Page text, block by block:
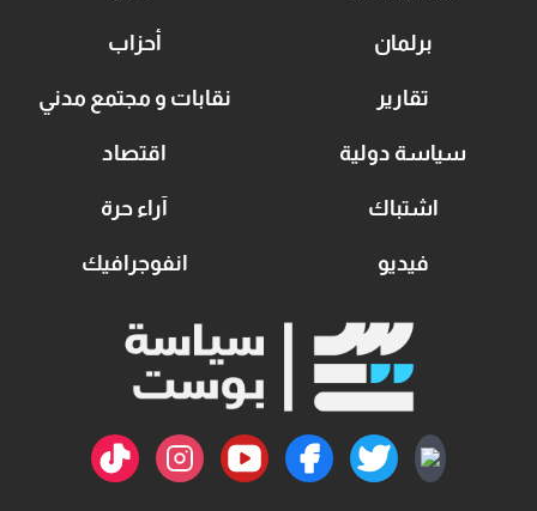
برلمان أحزاب
تقارير نقابات و مجتمع مدني
سياسة دولية اقتصاد
اشتباك آراء حرة
فيديو انفوجرافيك